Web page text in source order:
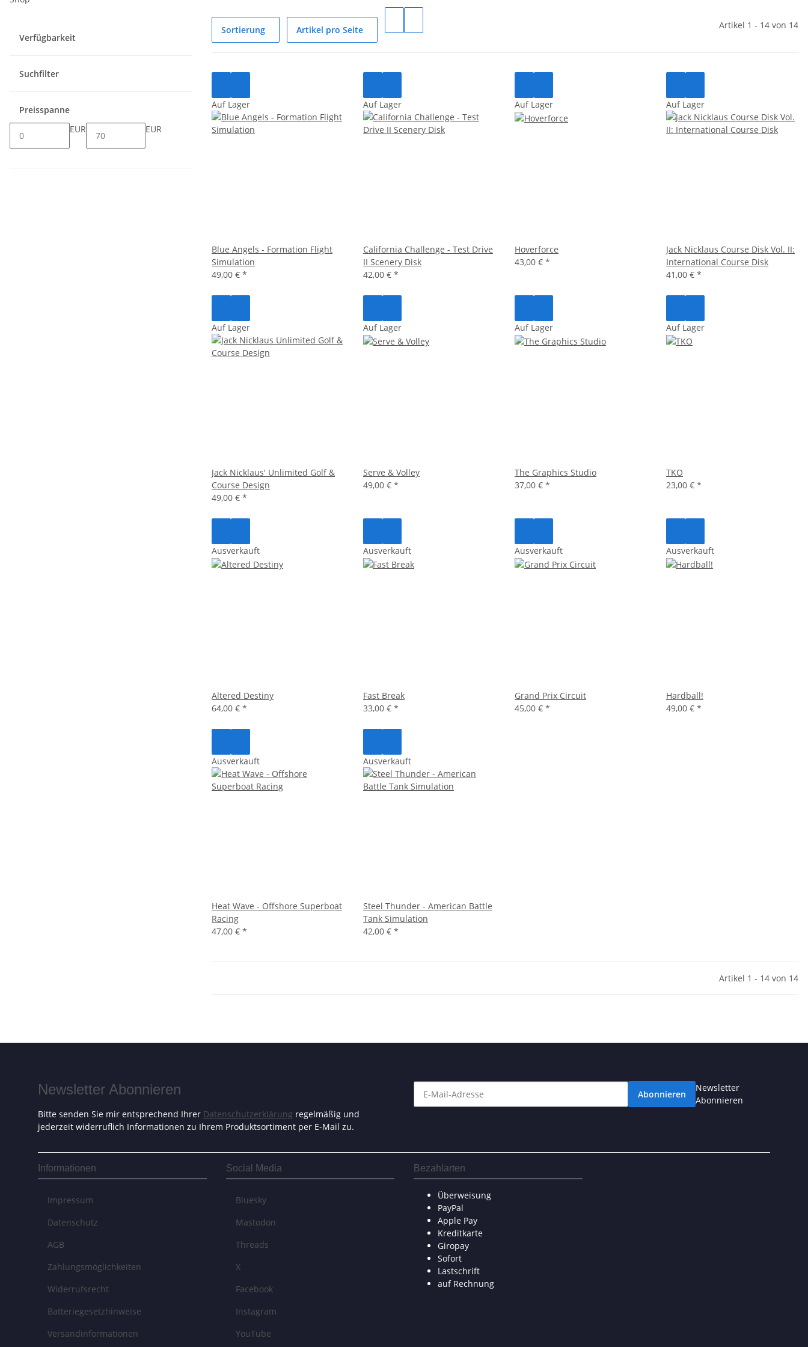
Sortierung Artikel pro Seite Artikel 1 - 14 von 14
Auf Lager
Blue Angels - Formation Flight
Simulation
49,00 € *
Auf Lager
California Challenge - Test Drive
II Scenery Disk
42,00 € *
Auf Lager
Hoverforce
43,00 € *
Auf Lager
Jack Nicklaus Course Disk Vol. II:
International Course Disk
41,00 € *
Auf Lager
Jack Nicklaus' Unlimited Golf &
Course Design
49,00 € *
Auf Lager
Serve & Volley
49,00 € *
Auf Lager
The Graphics Studio
37,00 € *
Auf Lager
TKO
23,00 € *
Ausverkauft
Altered Destiny
64,00 € *
Ausverkauft
Fast Break
33,00 € *
Ausverkauft
Grand Prix Circuit
45,00 € *
Ausverkauft
Hardball!
49,00 € *
Ausverkauft
Heat Wave - Offshore Superboat
Racing
47,00 € *
Ausverkauft
Steel Thunder - American Battle
Tank Simulation
42,00 € *
Artikel 1 - 14 von 14
Verfügbarkeit
Suchfilter
Preisspanne
EUR
EUR
Newsletter Abonnieren
Bitte senden Sie mir entsprechend Ihrer Datenschutzerklärung regelmäßig und
jederzeit widerruflich Informationen zu Ihrem Produktsortiment per E-Mail zu.
Abonnieren
Newsletter
Abonnieren
Informationen
Impressum
Datenschutz
AGB
Zahlungsmöglichkeiten
Widerrufsrecht
Batteriegesetzhinweise
Versandinformationen
Social Media
Bluesky
Mastodon
Threads
X
Facebook
Instagram
YouTube
Bezahlarten
Überweisung
PayPal
Apple Pay
Kreditkarte
Giropay
Sofort
Lastschrift
auf Rechnung